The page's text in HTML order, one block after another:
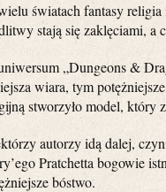
światach fantasy religia
stają się zaklęciami, a
„Dungeons &
wiara, tym
stworzyło model, który
autorzy idą dalej,
Pratchetta bogowie
bóstwo.